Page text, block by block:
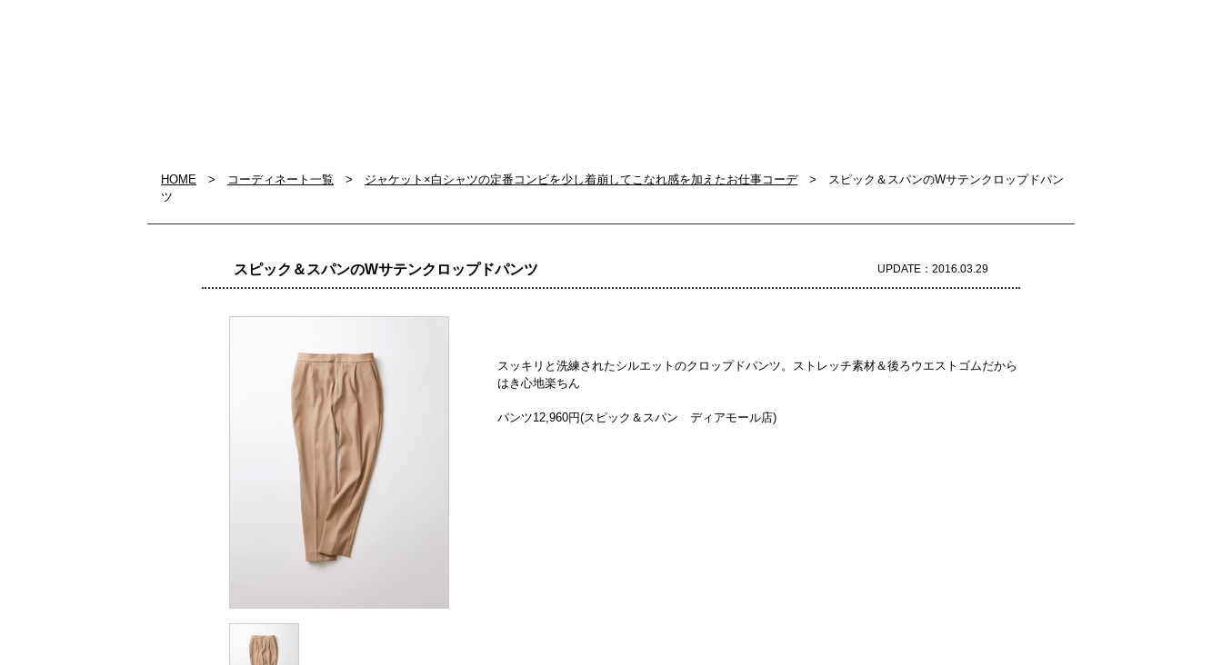
HOME > コーディネート一覧 > ジャケット×白シャツの定番コンビを少し着崩してこなれ感を加えたお仕事コーデ> スピック＆スパンのWサテンクロップドパン
ツ
スピック＆スパンのWサテンクロップドパンツ UPDATE：2016.03.29
スッキリと洗練されたシルエットのクロップドパンツ。ストレッチ素材＆後ろウエストゴムだから
はき心地楽ちん
パンツ12,960円(スピック＆スパン ディアモール店)